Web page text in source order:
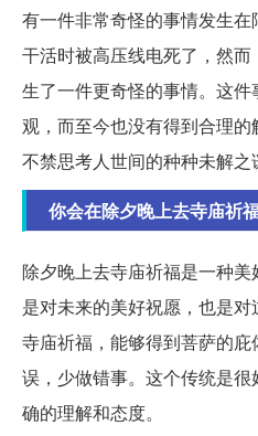
有一件非常奇怪的事情发生
干活时被高压线电死了，然
生了一件更奇怪的事情。这
观，而至今也没有得到合理
不禁思考人世间的种种未解之
你会在除夕晚上去寺庙祈
除夕晚上去寺庙祈福是一种
是对未来的美好祝愿，也是
寺庙祈福，能够得到菩萨的
误，少做错事。这个传统是
确的理解和态度。